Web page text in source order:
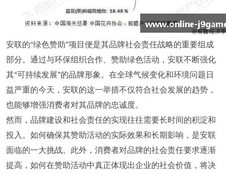
安联的“绿色赞助”项目便是其品牌社会责任战略的重要组成
部分。通过与环保组织合作、赞助绿色活动，安联不断强化
其“可持续发展”的品牌形象。在全球气候变化和环境问题日
益严重的今天，安联的这一举措不仅符合社会发展的趋势，
也能够增强消费者对其品牌的忠诚度。
然而，品牌建设和社会责任的实现往往需要长时间的积淀和
投入。如何确保其赞助活动的实际效果和长期影响，是安联
面临的一大挑战。此外，消费者对品牌的社会责任要求逐渐
提高，如何在赞助活动中真正体现出企业的社会价值，将决